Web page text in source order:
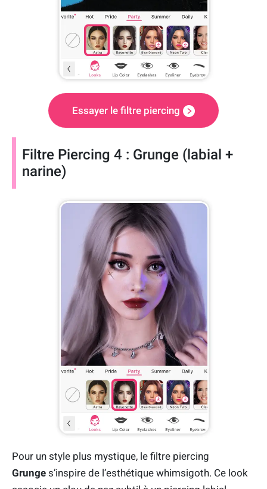
Essayer le filtre piercing
Filtre Piercing 4 : Grunge (labial +
narine)
Pour un style plus mystique, le filtre piercing
Grunge s’inspire de l’esthétique whimsigoth. Ce look